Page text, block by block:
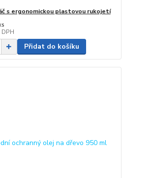
s ergonomickou plastovou rukojetí
Přidat do košíku